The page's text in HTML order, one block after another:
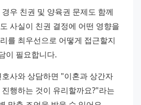
우 친권 및 양육권 문제도 함께
사실이 친권 결정에 어떤 영향을
를 최우선으로 어떻게 접근할지
이 필요합니다.
사와 상담하면 "이혼과 상간자
행하는 것이 유리할까요?"라는